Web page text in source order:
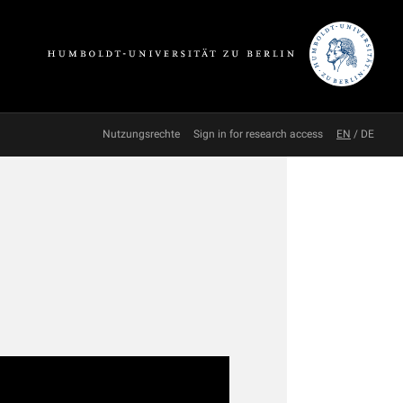
Nutzungsrechte Sign in for research access EN / DE